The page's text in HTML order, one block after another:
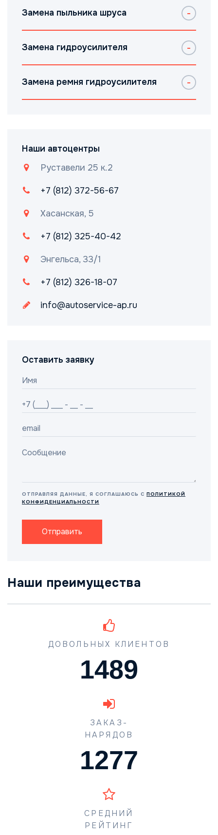
Замена пыльника шруса
Замена гидроусилителя
Замена ремня гидроусилителя
Наши автоцентры
Руставели 25 к.2
+7 (812) 372-56-67
Хасанская, 5
+7 (812) 325-40-42
Энгельса, 33/1
+7 (812) 326-18-07
info@autoservice-ap.ru
Оставить заявку
ОТПРАВЛЯЯ ДАННЫЕ, Я СОГЛАШАЮСЬ С ПОЛИТИКОЙ
КОНФИДЕНЦИАЛЬНОСТИ
Отправить
Наши преимущества
ДОВОЛЬНЫХ КЛИЕНТОВ
1489
ЗАКАЗ-
НАРЯДОВ
1631
СРЕДНИЙ
РЕЙТИНГ